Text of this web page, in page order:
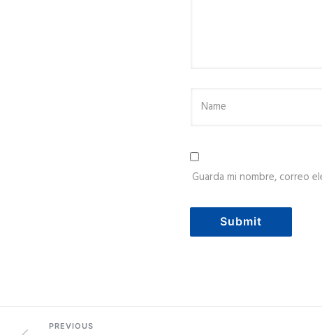
Guarda mi nombre, correo
PREVIOUS